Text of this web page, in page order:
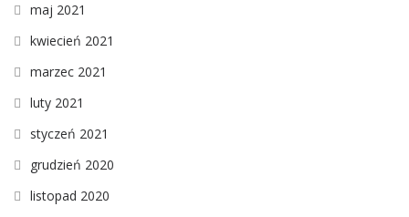
maj 2021
kwiecień 2021
marzec 2021
luty 2021
styczeń 2021
grudzień 2020
listopad 2020